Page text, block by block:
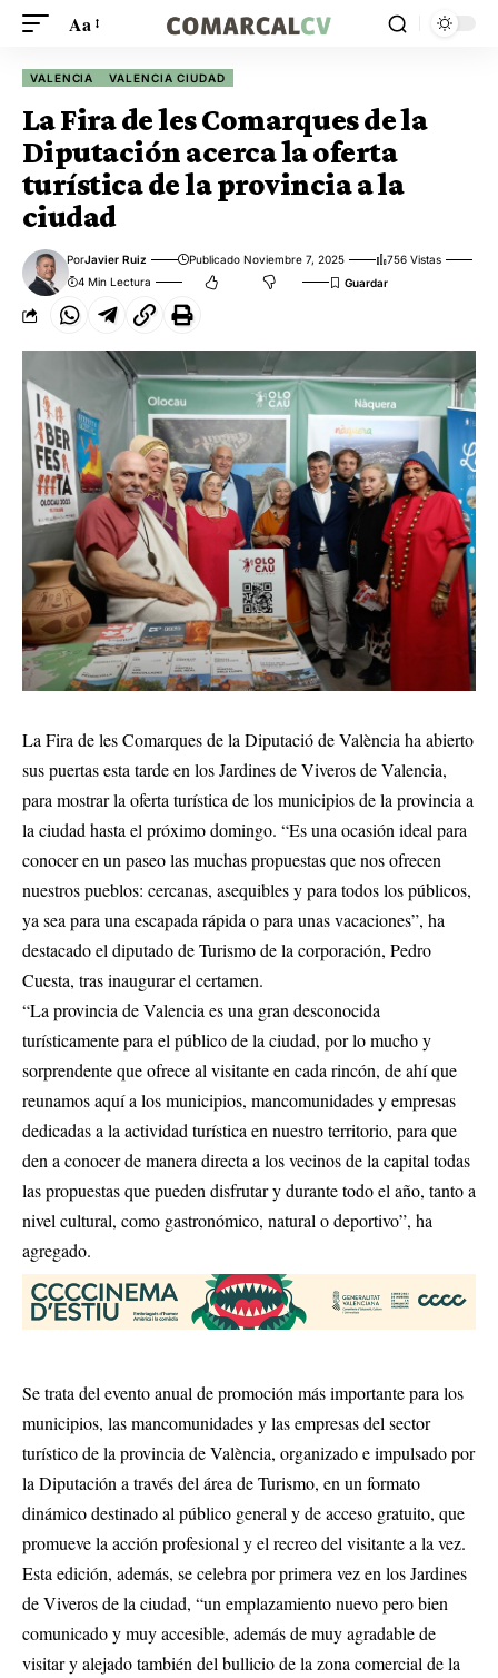
Aa
VALENCIA VALENCIA CIUDAD
La Fira de les Comarques de la
Diputación acerca la oferta
turística de la provincia a la
ciudad
PorJavier Ruiz Publicado Noviembre 7, 2025
756 Vistas
4 Min Lectura
La Fira de les Comarques de la Diputació de València ha abierto
sus puertas esta tarde en los Jardines de Viveros de Valencia,
para mostrar la oferta turística de los municipios de la provincia a
la ciudad hasta el próximo domingo. “Es una ocasión ideal para
conocer en un paseo las muchas propuestas que nos ofrecen
nuestros pueblos: cercanas, asequibles y para todos los públicos,
ya sea para una escapada rápida o para unas vacaciones”, ha
destacado el diputado de Turismo de la corporación, Pedro
Cuesta, tras inaugurar el certamen.
“La provincia de Valencia es una gran desconocida
turísticamente para el público de la ciudad, por lo mucho y
sorprendente que ofrece al visitante en cada rincón, de ahí que
reunamos aquí a los municipios, mancomunidades y empresas
dedicadas a la actividad turística en nuestro territorio, para que
den a conocer de manera directa a los vecinos de la capital todas
las propuestas que pueden disfrutar y durante todo el año, tanto a
nivel cultural, como gastronómico, natural o deportivo”, ha
agregado.
Se trata del evento anual de promoción más importante para los
municipios, las mancomunidades y las empresas del sector
turístico de la provincia de València, organizado e impulsado por
la Diputación a través del área de Turismo, en un formato
dinámico destinado al público general y de acceso gratuito, que
promueve la acción profesional y el recreo del visitante a la vez.
Esta edición, además, se celebra por primera vez en los Jardines
de Viveros de la ciudad, “un emplazamiento nuevo pero bien
comunicado y muy accesible, además de muy agradable de
visitar y alejado también del bullicio de la zona comercial de la